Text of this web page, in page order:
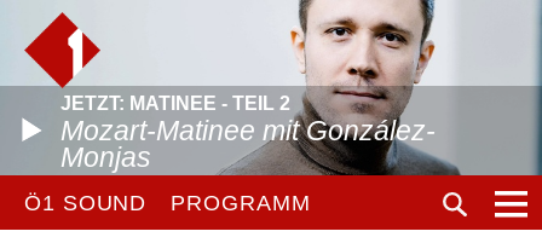
JETZT: MATINEE - TEIL 2
Mozart-Matinee mit González-
Monjas
Ö1 SOUND PROGRAMM